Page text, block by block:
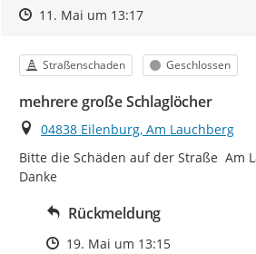
Zeitpunkt des Erstellens
Zeitpunkt des Erstellens
11. Mai um 13:17Zur Äußerung
Kategorie
Straßenschaden Status
Geschlossen
mehrere große Schlaglöcher
Ort
04838 Eilenburg, Am Lauchberg
Bitte die Schäden auf der Straße  Am
Danke
Rückmeldung
Zeitpunkt des Erstellens
19. Mai um 13:15